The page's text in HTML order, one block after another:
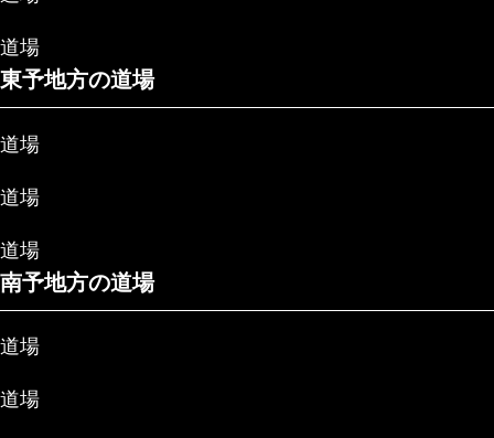
道場
東予地方の道場
道場
道場
道場
南予地方の道場
道場
道場